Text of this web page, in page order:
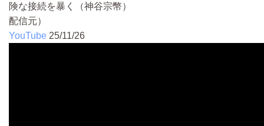
険な接続を暴く（神谷宗幣）
配信元）
YouTube 25/11/26